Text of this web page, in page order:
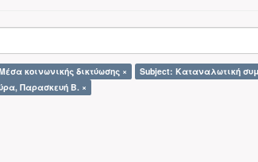
κοινωνικής δικτύωσης ×
Subject: Καταναλωτική
Παρασκευή Β. ×